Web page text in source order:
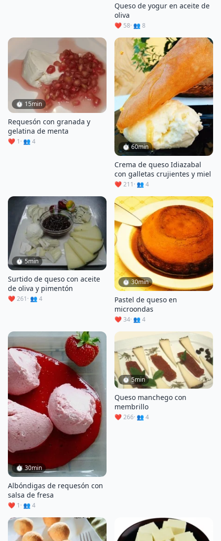
Queso de yogur en aceite de
oliva
❤️ 58· 👥 8
⏱ 15min
Requesón con granada y
gelatina de menta
❤️ 1· 👥 4
⏱ 60min
Crema de queso Idiazabal
con galletas crujientes y miel
❤️ 211· 👥 4
⏱ 5min
Surtido de queso con aceite
de oliva y pimentón
❤️ 261· 👥 4
⏱ 30min
Pastel de queso en
microondas
❤️ 34· 👥 4
⏱ 30min
Albóndigas de requesón con
salsa de fresa
❤️ 1· 👥 4
⏱ 5min
Queso manchego con
membrillo
❤️ 266· 👥 4